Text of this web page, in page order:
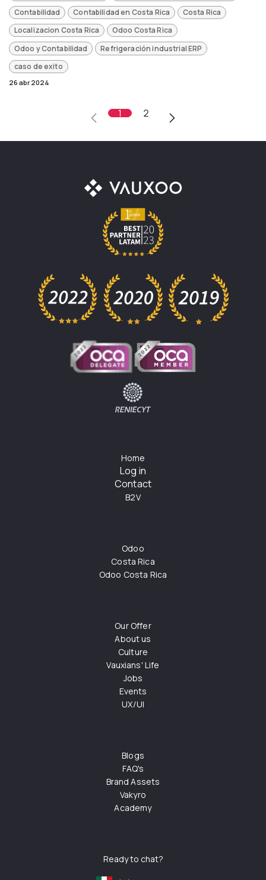
Contabilidad
Contabilidad en Costa Rica
Costa Rica
Localizacion Costa Rica
Odoo Costa Rica
Odoo y Contabilidad
Refrigeración industrial ERP
caso de exito
26 abr 2024
1 2
Home
Log in
Contact
B2V
Odoo
Costa Rica
Odoo Costa Rica
Our Offer
About us
Culture
Vauxians' Life
Jobs
Events
UX/UI
Blogs
FAQ's
Brand Assets
Vakyro
Academy
Ready to chat?